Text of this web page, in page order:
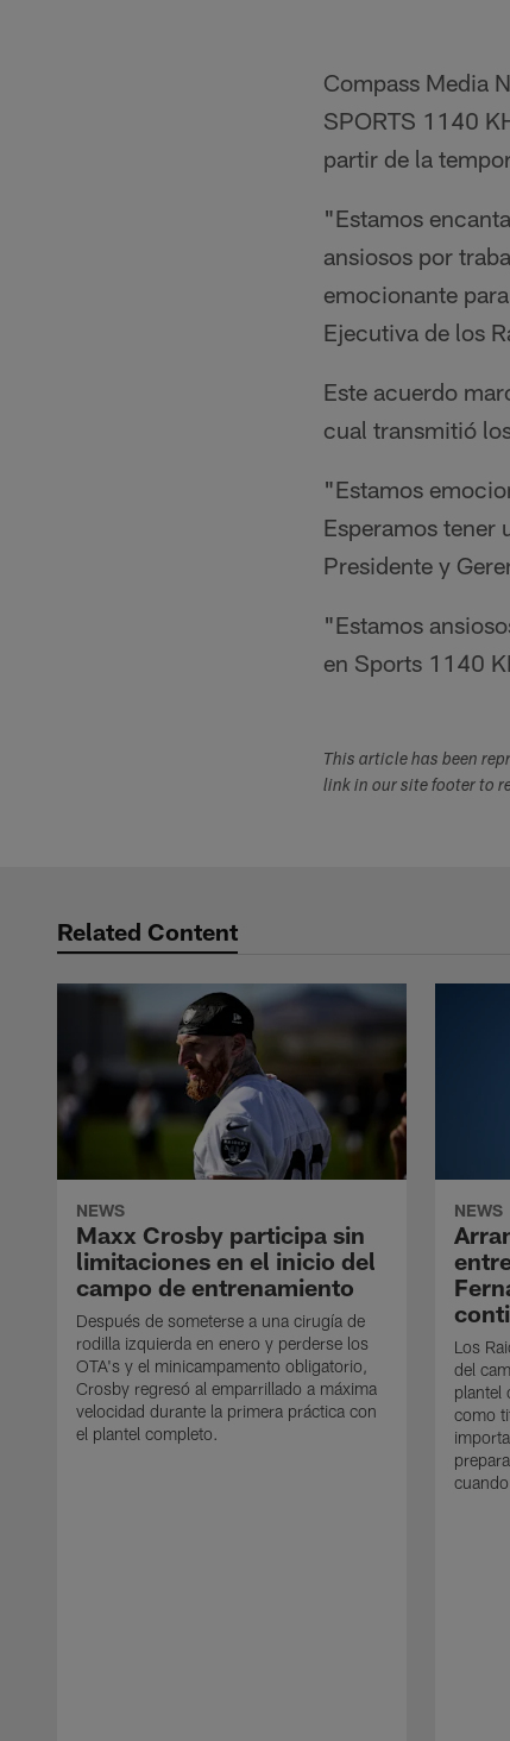
Compass Media
SPORTS 1140
partir de la
"Estamos
ansiosos por
emocionante
Ejecutiva de los
Este acuerdo
cual transmitió
"Estamos
Esperamos
Presidente y
"Estamos
en Sports 1140
This article has been
link in our site footer to
Related Content
NEWS
Maxx Crosby participa sin
limitaciones en el inicio del
campo de entrenamiento
Después de someterse a una cirugía de
rodilla izquierda en enero y perderse los
OTA's y el minicampamento obligatorio,
Crosby regresó al emparrillado a máxima
velocidad durante la primera práctica con
el plantel completo.
NEWS
Los
del
plantel
como